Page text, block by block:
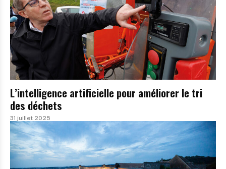
L’intelligence artificielle pour améliorer le tri
des déchets
31 juillet 2025